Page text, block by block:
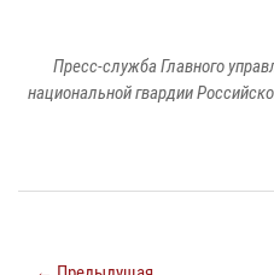
Пресс-служба Главного
национальной гвардии